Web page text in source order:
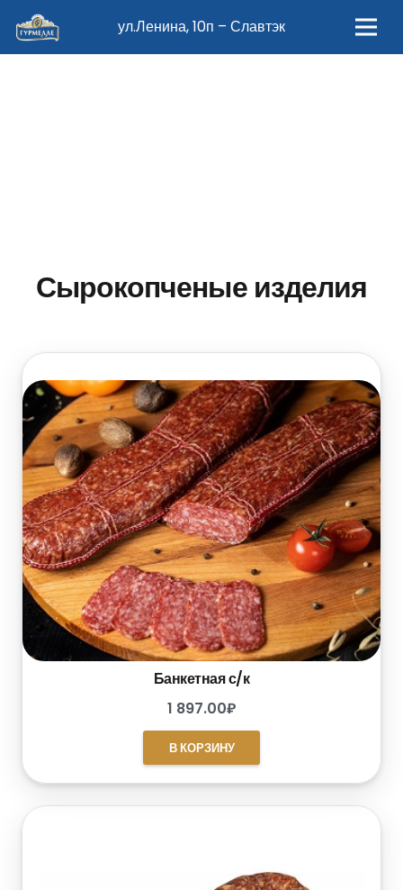
ул.Ленина, 10п – Славтэк
Сырокопченые изделия
Банкетная с/к
1 897.00₽
В КОРЗИНУ